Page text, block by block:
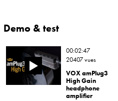
Demo & test
00:02:47
20407 vues
VOX amPlug3
High Gain
headphone
amplifier